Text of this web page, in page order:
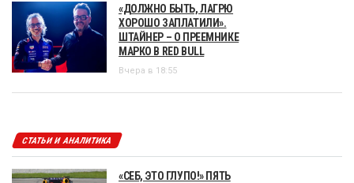
«ДОЛЖНО БЫТЬ, ЛАГРЮ
ХОРОШО ЗАПЛАТИЛИ».
ШТАЙНЕР – О ПРЕЕМНИКЕ
МАРКО В RED BULL
Вчера в 18:55
СТАТЬИ И АНАЛИТИКА
«СЕБ, ЭТО ГЛУПО!» ПЯТЬ